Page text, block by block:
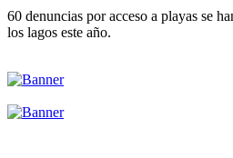
60 denuncias por acceso a playas se
los lagos este año.